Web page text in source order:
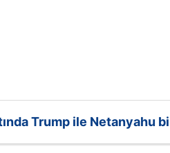
Trump ile Netanyahu